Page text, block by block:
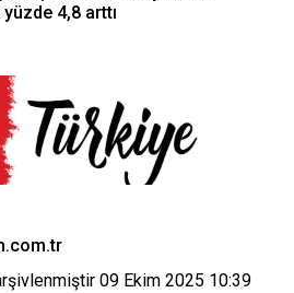
yüzde 4,8 arttı
09 Ekim 2025 10:39